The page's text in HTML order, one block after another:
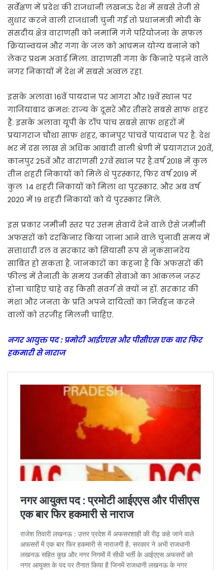
सर्वेक्षण में प्रदेश की राजधानी लखनऊ देश में सबसे तेजी से
सुधार करने वाली राजधानी चुनी गई तो प्रधानमंत्री मोदी के
संसदीय क्षेत्र वाराणसी को नमामि गंगे परियोजना के सफल
क्रियान्वयन और गंगा के जल को आचमन योग्य बनाने को
लेकर प्रथम अवार्ड मिला. वाराणसी गंगा के किनारे पड़ने वाले
नगर निकायों में देश में सबसे अव्वल रहा.
इसके अलावा 16वें पायदान पर आगरा और 19वें स्थान पर
गाजियाबाद क्रमश: राज्य के दूसरे और तीसरे सबसे साफ शहर
हैं. इसके अलावा यूपी के टॉप पांच सबसे साफ शहरों में
प्रयागराज चौथा साफ शहर, कानपुर पांचवें पायदान पर है. देश
भर में दस लाख से अधिक आबादी वाली श्रेणी में प्रयागराज 20वें,
कानपुर 25वें और वाराणसी 27वें स्थान पर है.वर्ष 2018 में कुल
तीन शहरी निकायों को मिले थे पुरस्कार, फिर वर्ष 2019 में
कुल 14 शहरी निकायों को मिला था पुरस्कार. और अब वर्ष
2020 में 19 शहरी निकायों को ये पुरस्कार मिले.
इस प्रकार जमीनी स्तर पर उत्तम सेवायें देने वाले ऐसे जमीनी
अफसरों को दरकिनार किया जाना आने वाले चुनावी समय में
सत्ताधारी दल व सरकार को सियासी रूप से नुकसानदेय
साबित हो सकता है. जानकारों का कहना है कि अफसरों की
फील्ड में तैनाती के समय उनकी सेवाओं का आंकलन जरूर
होना चाहिए चाहे वह किसी संवर्ग से क्यों न हों. सरकार की
मंशा और जनता के प्रति अपने दायित्वों का निर्वहन करने
वालों को तरजीह मिलनी चाहिए.
नगर आयुक्त पद : प्रमोटी आईएएस और पीसीएस एक बार फिर
हकमारी से नाराज